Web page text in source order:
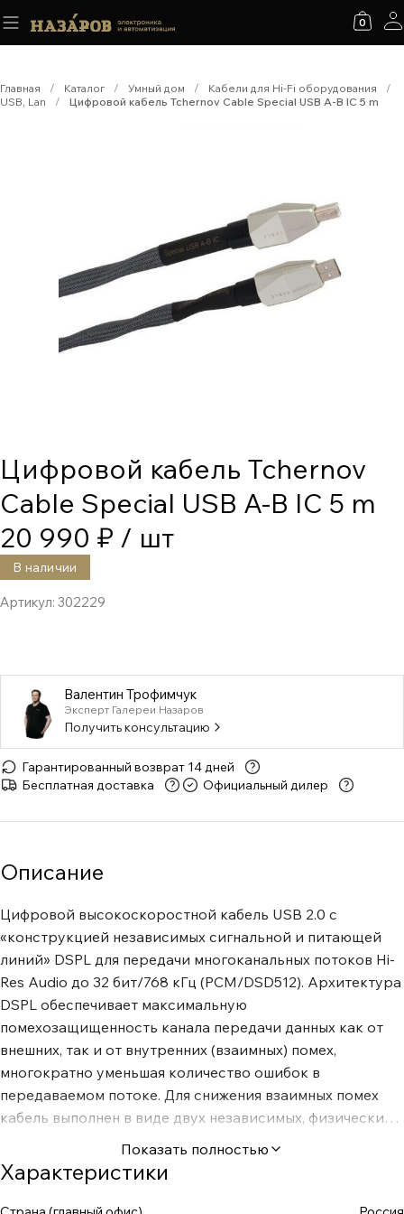
0
Главная / Каталог / Умный дом / Кабели для Hi-Fi оборудования
/
USB, Lan
/ Цифровой кабель Tchernov Cable Special USB A-B IC 5 m
Цифровой кабель Tchernov
Cable Special USB A-B IC 5 m
20 990 ₽ / шт
В наличии
Артикул: 302229
Валентин Трофимчук
Эксперт Галереи Назаров
Получить консультацию
Гарантированный возврат 14 дней
Бесплатная доставка
Официальный дилер
Описание
Цифровой высокоскоростной кабель USB 2.0 с
«конструкцией независимых сигнальной и питающей
линий» DSPL для передачи многоканальных потоков Hi-
Res Audio до 32 бит/768 кГц (PCM/DSD512). Архитектура
DSPL обеспечивает максимальную
помехозащищенность канала передачи данных как от
внешних, так и от внутренних (взаимных) помех,
многократно уменьшая количество ошибок в
передаваемом потоке. Для снижения взаимных помех
кабель выполнен в виде двух независимых, физически
разнесенных в пространстве симметричных
конструкций. Защитой от внешних помех служит
индивидуальное экранирование сигнальной и
питающей линий. Уникальное соотношение цена-
Показать полностью
Характеристики